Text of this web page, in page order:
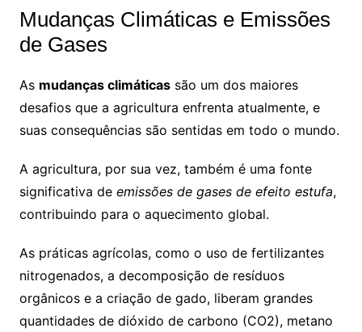
Mudanças Climáticas e Emissões
de Gases
As mudanças climáticassão um dos maiores
desafios que a agricultura enfrenta atualmente, e
suas consequências são sentidas em todo o mundo.
A agricultura, por sua vez, também é uma fonte
significativa de emissões de gases de efeito estufa,
contribuindo para o aquecimento global.
As práticas agrícolas, como o uso de fertilizantes
nitrogenados, a decomposição de resíduos
orgânicos e a criação de gado, liberam grandes
quantidades de dióxido de carbono (CO2), metano